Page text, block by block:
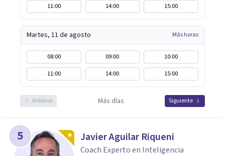
11:00
14:00 15:00
Martes, 11 de agosto Más horas
08:00 09:00
10:00
11:00
14:00 15:00
Anterior Más días Siguiente
5 Javier Aguilar Riqueni
Coach Experto en Inteligencia